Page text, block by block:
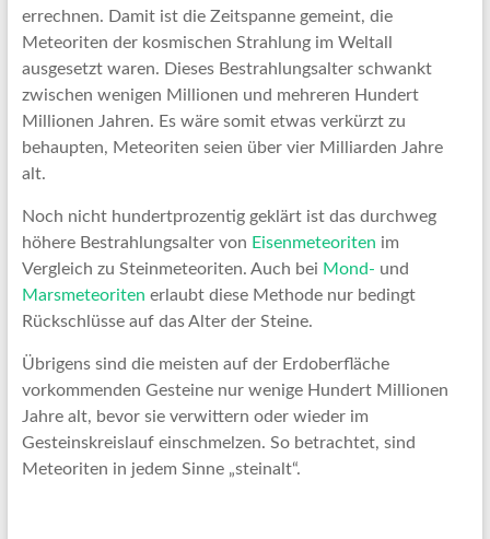
errechnen. Damit ist die Zeitspanne gemeint, die
Meteoriten der kosmischen Strahlung im Weltall
ausgesetzt waren. Dieses Bestrahlungsalter schwankt
zwischen wenigen Millionen und mehreren Hundert
Millionen Jahren. Es wäre somit etwas verkürzt zu
behaupten, Meteoriten seien über vier Milliarden Jahre
alt.
Noch nicht hundertprozentig geklärt ist das durchweg
höhere Bestrahlungsalter von Eisenmeteoriten im
Vergleich zu Steinmeteoriten. Auch bei Mond- und
Marsmeteoriten erlaubt diese Methode nur bedingt
Rückschlüsse auf das Alter der Steine.
Übrigens sind die meisten auf der Erdoberfläche
vorkommenden Gesteine nur wenige Hundert Millionen
Jahre alt, bevor sie verwittern oder wieder im
Gesteinskreislauf einschmelzen. So betrachtet, sind
Meteoriten in jedem Sinne „steinalt“.